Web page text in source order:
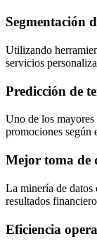
Segmentación
Utilizando
servicios
Predicción de
Uno de los
promociones según
Mejor toma de
La minería de datos
resultados
Eficiencia